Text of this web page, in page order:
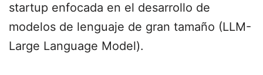
startup enfocada en el desarrollo de
modelos de lenguaje de gran tamaño (LLM-
Large Language Model).